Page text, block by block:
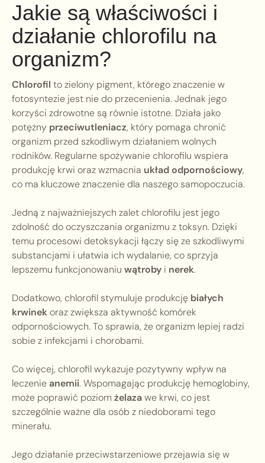
Jakie są właściwości i
działanie chlorofilu na
organizm?
Chlorofil to zielony pigment, którego znaczenie w
fotosyntezie jest nie do przecenienia. Jednak jego
korzyści zdrowotne są równie istotne. Działa jako
potężny przeciwutleniacz, który pomaga chronić
organizm przed szkodliwym działaniem wolnych
rodników. Regularne spożywanie chlorofilu wspiera
produkcję krwi oraz wzmacnia układ odpornościowy,
co ma kluczowe znaczenie dla naszego samopoczucia.
Jedną z najważniejszych zalet chlorofilu jest jego
zdolność do oczyszczania organizmu z toksyn. Dzięki
temu procesowi detoksykacji łączy się ze szkodliwymi
substancjami i ułatwia ich wydalanie, co sprzyja
lepszemu funkcjonowaniu wątroby i nerek.
Dodatkowo, chlorofil stymuluje produkcję białych
krwinekoraz zwiększa aktywność komórek
odpornościowych. To sprawia, że organizm lepiej radzi
sobie z infekcjami i chorobami.
Co więcej, chlorofil wykazuje pozytywny wpływ na
leczenieanemii. Wspomagając produkcję hemoglobiny,
może poprawić poziom żelazawe krwi, co jest
szczególnie ważne dla osób z niedoborami tego
minerału.
Jego działanie przeciwstarzeniowe przejawia się w